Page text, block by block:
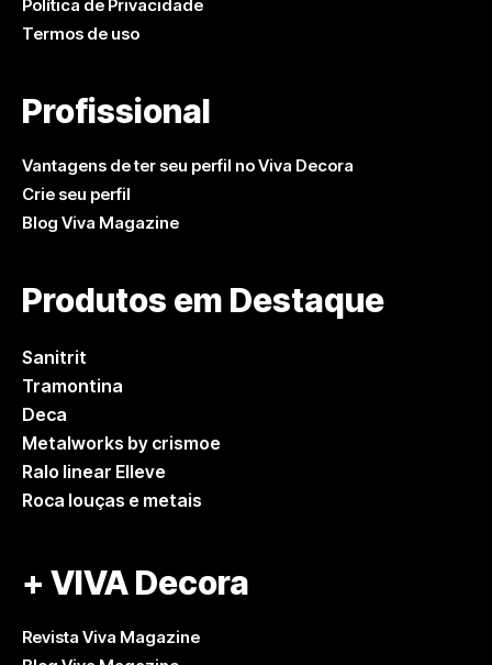
Política de Privacidade
Termos de uso
Profissional
Vantagens de ter seu perfil no Viva Decora
Crie seu perfil
Blog Viva Magazine
Produtos em Destaque
Sanitrit
Tramontina
Deca
Metalworks by crismoe
Ralo linear Elleve
Roca louças e metais
+ VIVA Decora
Revista Viva Magazine